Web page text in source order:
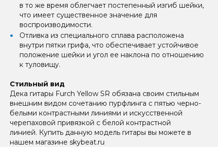
в то же время облегчает постепенный изгиб шейки,
что имеет существенное значение для
воспроизводимости.
Отливка из специального сплава расположена
внутри пятки грифа, что обеспечивает устойчивое
положение шейки и угол ее наклона по отношению
к туловищу.
Стильный вид
Дека гитары Furch Yellow SR обязана своим стильным
внешним видом сочетанию пурфлинга с пятью черно-
белыми контрастными линиями и искусственной
черепаховой привязкой с белой контрастной
линией. Купить данную модель гитары вы можете в
нашем магазине skybeat.ru